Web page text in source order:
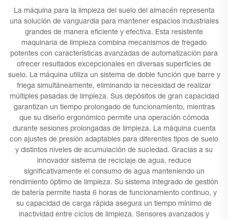
La máquina para la limpieza del suelo del almacén representa
una solución de vanguardia para mantener espacios industriales
grandes de manera eficiente y efectiva. Esta resistente
maquinaria de limpieza combina mecanismos de fregado
potentes con características avanzadas de automatización para
ofrecer resultados excepcionales en diversas superficies de
suelo. La máquina utiliza un sistema de doble función que barre y
friega simultáneamente, eliminando la necesidad de realizar
múltiples pasadas de limpieza. Sus depósitos de gran capacidad
garantizan un tiempo prolongado de funcionamiento, mientras
que su diseño ergonómico permite una operación cómoda
durante sesiones prolongadas de limpieza. La máquina cuenta
con ajustes de presión adaptables para diferentes tipos de suelo
y distintos niveles de acumulación de suciedad. Gracias a su
innovador sistema de reciclaje de agua, reduce
significativamente el consumo de agua manteniendo un
rendimiento óptimo de limpieza. Su sistema integrado de gestión
de batería permite hasta 6 horas de funcionamiento continuo, y
su capacidad de carga rápida asegura un tiempo mínimo de
inactividad entre ciclos de limpieza. Sensores avanzados y